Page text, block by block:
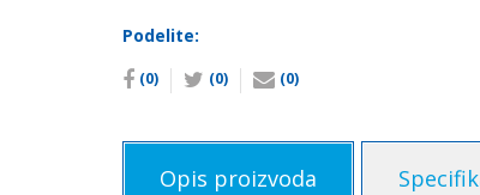
Podelite:
(0) (0) (0)
Opis proizvoda